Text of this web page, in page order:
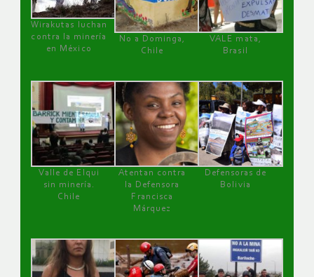
Wirakutas luchan
contra la minería
en México
No a Dominga,
Chile
VALE mata,
Brasil
Valle de Elqui
sin minería.
Chile
Atentan contra
la Defensora
Francisca
Márquez
Defensoras de
Bolivia